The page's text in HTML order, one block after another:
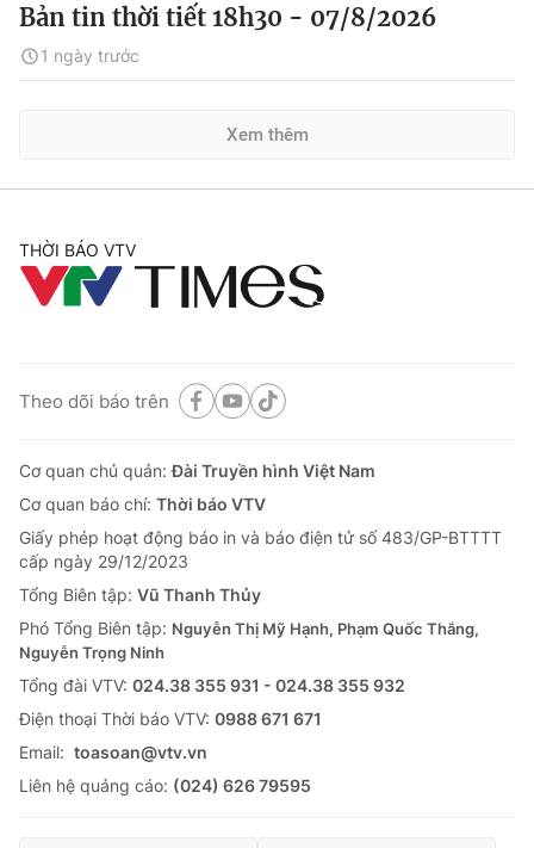
Bản tin thời tiết 18h30 - 07/8/2026
1 ngày trước
Xem thêm
THỜI BÁO VTV
Theo dõi báo trên
Cơ quan chủ quản:Đài Truyền hình Việt Nam
Cơ quan báo chí: Thời báo VTV
Giấy phép hoạt động báo in và báo điện tử số 483/GP-BTTTT
cấp ngày 29/12/2023
Tổng Biên tập: Vũ Thanh Thủy
Phó Tổng Biên tập: Nguyễn Thị Mỹ Hạnh, Phạm Quốc Thắng,
Nguyễn Trọng Ninh
Tổng đài VTV: 024.38 355 931 - 024.38 355 932
Ðiện thoại Thời báo VTV: 0988 671 671
Email: toasoan@vtv.vn
Liên hệ quảng cáo: (024) 626 79595